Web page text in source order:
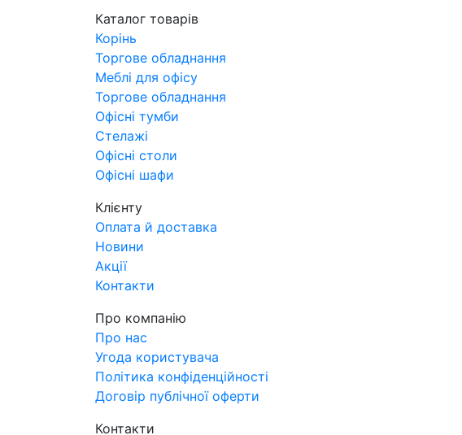
374 868 грн
Виробник
АртМодуль Груп
Загальний розмір
23,1 м2
Призначення
ювелірний салон, салон
годинників, люкс біжутерія,
Артикул
магазин Бора А-1
Каталог товарів
Корінь
Торгове обладнання
Меблі для офісу
Торгове обладнання
Офісні тумби
Стелажі
Офісні столи
Офісні шафи
Клієнту
Оплата й доставка
Новини
Акції
Контакти
Про компанію
Про нас
Угода користувача
Політика конфіденційності
Договір публічної оферти
Контакти